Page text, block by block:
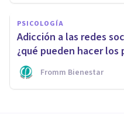
PSICOLOGÍA
Adicción a las redes
¿qué pueden hacer los
Fromm Bienestar